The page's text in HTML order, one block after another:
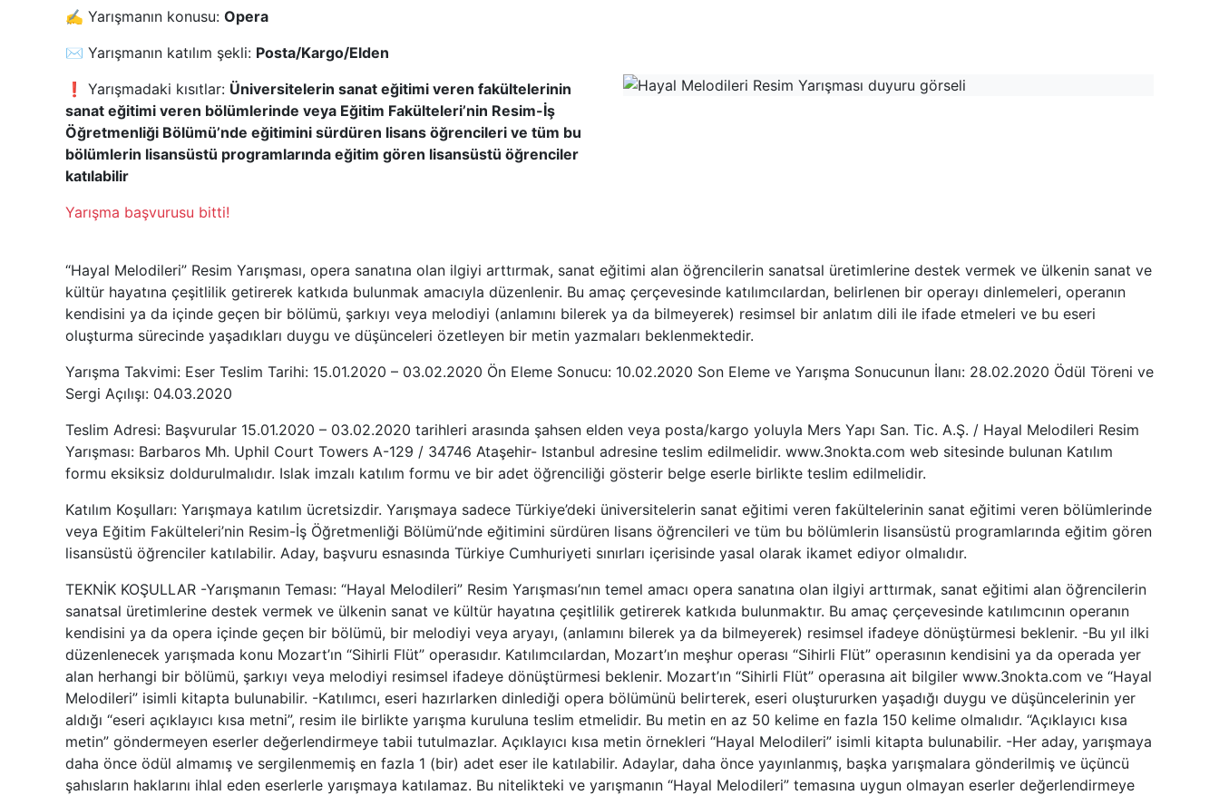
✍️ Yarışmanın konusu: Opera
✉️ Yarışmanın katılım şekli: Posta/Kargo/Elden
❗ Yarışmadaki kısıtlar: Üniversitelerin sanat eğitimi veren fakültelerinin
sanat eğitimi veren bölümlerinde veya Eğitim Fakülteleri’nin Resim-İş
Öğretmenliği Bölümü’nde eğitimini sürdüren lisans öğrencileri ve tüm bu
bölümlerin lisansüstü programlarında eğitim gören lisansüstü öğrenciler
katılabilir
Yarışma başvurusu bitti!
“Hayal Melodileri” Resim Yarışması, opera sanatına olan ilgiyi arttırmak, sanat eğitimi alan öğrencilerin sanatsal üretimlerine destek vermek ve ülkenin sanat ve
kültür hayatına çeşitlilik getirerek katkıda bulunmak amacıyla düzenlenir. Bu amaç çerçevesinde katılımcılardan, belirlenen bir operayı dinlemeleri, operanın
kendisini ya da içinde geçen bir bölümü, şarkıyı veya melodiyi (anlamını bilerek ya da bilmeyerek) resimsel bir anlatım dili ile ifade etmeleri ve bu eseri
oluşturma sürecinde yaşadıkları duygu ve düşünceleri özetleyen bir metin yazmaları beklenmektedir.
Yarışma Takvimi: Eser Teslim Tarihi: 15.01.2020 – 03.02.2020 Ön Eleme Sonucu: 10.02.2020 Son Eleme ve Yarışma Sonucunun İlanı: 28.02.2020 Ödül Töreni ve
Sergi Açılışı: 04.03.2020
Teslim Adresi: Başvurular 15.01.2020 – 03.02.2020 tarihleri arasında şahsen elden veya posta/kargo yoluyla Mers Yapı San. Tic. A.Ş. / Hayal Melodileri Resim
Yarışması: Barbaros Mh. Uphil Court Towers A-129 / 34746 Ataşehir- Istanbul adresine teslim edilmelidir. www.3nokta.com web sitesinde bulunan Katılım
formu eksiksiz doldurulmalıdır. Islak imzalı katılım formu ve bir adet öğrenciliği gösterir belge eserle birlikte teslim edilmelidir.
Katılım Koşulları: Yarışmaya katılım ücretsizdir. Yarışmaya sadece Türkiye’deki üniversitelerin sanat eğitimi veren fakültelerinin sanat eğitimi veren bölümlerinde
veya Eğitim Fakülteleri’nin Resim-İş Öğretmenliği Bölümü’nde eğitimini sürdüren lisans öğrencileri ve tüm bu bölümlerin lisansüstü programlarında eğitim gören
lisansüstü öğrenciler katılabilir. Aday, başvuru esnasında Türkiye Cumhuriyeti sınırları içerisinde yasal olarak ikamet ediyor olmalıdır.
TEKNİK KOŞULLAR -Yarışmanın Teması: “Hayal Melodileri” Resim Yarışması’nın temel amacı opera sanatına olan ilgiyi arttırmak, sanat eğitimi alan öğrencilerin
sanatsal üretimlerine destek vermek ve ülkenin sanat ve kültür hayatına çeşitlilik getirerek katkıda bulunmaktır. Bu amaç çerçevesinde katılımcının operanın
kendisini ya da opera içinde geçen bir bölümü, bir melodiyi veya aryayı, (anlamını bilerek ya da bilmeyerek) resimsel ifadeye dönüştürmesi beklenir. -Bu yıl ilki
düzenlenecek yarışmada konu Mozart’ın “Sihirli Flüt” operasıdır. Katılımcılardan, Mozart’ın meşhur operası “Sihirli Flüt” operasının kendisini ya da operada yer
alan herhangi bir bölümü, şarkıyı veya melodiyi resimsel ifadeye dönüştürmesi beklenir. Mozart’ın “Sihirli Flüt” operasına ait bilgiler www.3nokta.com ve “Hayal
Melodileri” isimli kitapta bulunabilir. -Katılımcı, eseri hazırlarken dinlediği opera bölümünü belirterek, eseri oluştururken yaşadığı duygu ve düşüncelerinin yer
aldığı “eseri açıklayıcı kısa metni”, resim ile birlikte yarışma kuruluna teslim etmelidir. Bu metin en az 50 kelime en fazla 150 kelime olmalıdır. “Açıklayıcı kısa
metin” göndermeyen eserler değerlendirmeye tabii tutulmazlar. Açıklayıcı kısa metin örnekleri “Hayal Melodileri” isimli kitapta bulunabilir. -Her aday, yarışmaya
daha önce ödül almamış ve sergilenmemiş en fazla 1 (bir) adet eser ile katılabilir. Adaylar, daha önce yayınlanmış, başka yarışmalara gönderilmiş ve üçüncü
şahısların haklarını ihlal eden eserlerle yarışmaya katılamaz. Bu nitelikteki ve yarışmanın “Hayal Melodileri” temasına uygun olmayan eserler değerlendirmeye